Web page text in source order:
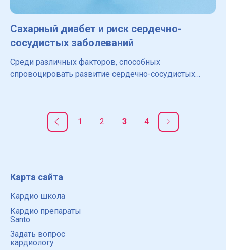
Сахарный диабет и риск сердечно-
сосудистых заболеваний
Среди различных факторов, способных
спровоцировать развитие сердечно-сосудистых
возраста пациента – пр
1
2 3 4
Карта сайта
Кардио школа
Кардио препараты
Santo
Задать вопрос
кардиологу